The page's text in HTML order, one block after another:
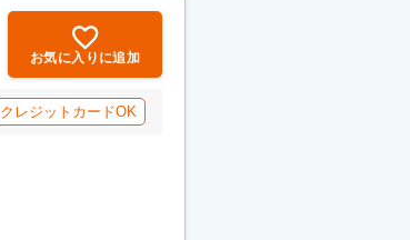
お気に入りに追加
クレジットカードOK